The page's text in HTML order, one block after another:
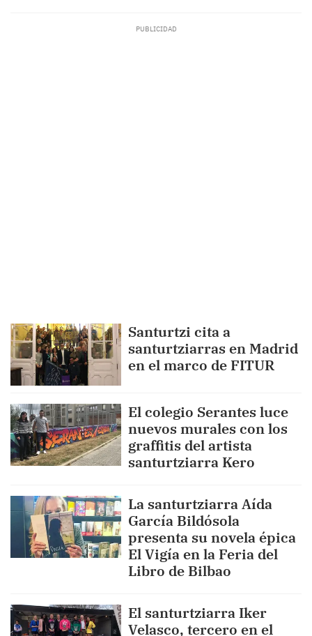
Santurtzi cita a
santurtziarras en Madrid
en el marco de FITUR
El colegio Serantes luce
nuevos murales con los
graffitis del artista
santurtziarra Kero
La santurtziarra Aída
García Bildósola
presenta su novela épica
El Vigía en la Feria del
Libro de Bilbao
El santurtziarra Iker
Velasco, tercero en el